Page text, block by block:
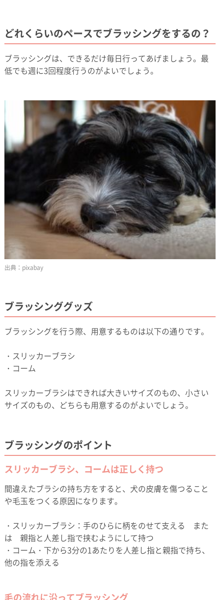
どれくらいのペースでブラッシングをするの？
ブラッシングは、できるだけ毎日行ってあげましょう。最
低でも週に3回程度行うのがよいでしょう。
pixabay
ブラッシンググッズ
ブラッシングを行う際、用意するものは以下の通りです。
・スリッカーブラシ
・コーム
スリッカーブラシはできれば大きいサイズのもの、小さい
サイズのもの、どちらも用意するのがよいでしょう。
ブラッシングのポイント
スリッカーブラシ、コームは正しく持つ
間違えたブラシの持ち方をすると、犬の皮膚を傷つること
や毛玉をつくる原因になります。
・スリッカーブラシ：手のひらに柄をのせて支える また
は 親指と人差し指で挟むようにして持つ
・コーム・下から3分の1あたりを人差し指と親指で持ち、
他の指を添える
毛の流れに沿ってブラッシング